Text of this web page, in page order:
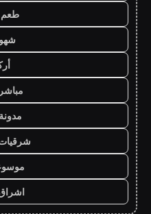
مباشر
اشراق